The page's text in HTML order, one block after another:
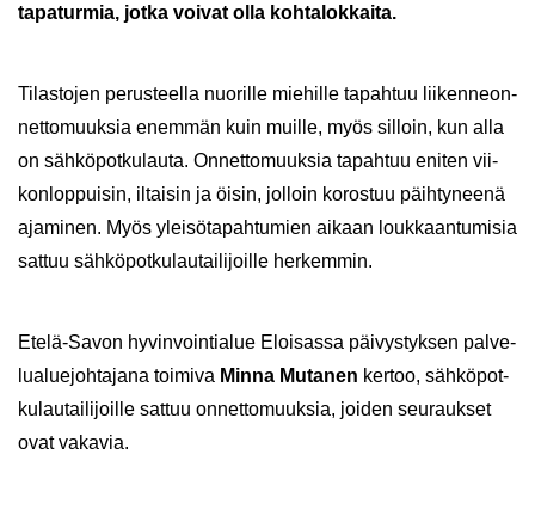
ta­pa­tur­mia, jotka voi­vat olla koh­ta­lok­kai­ta.
Ti­las­to­jen pe­rus­teel­la nuo­ril­le mie­hil­le ta­pah­tuu lii­ken­neon­
net­to­muuk­sia enem­män kuin muil­le, myös sil­loin, kun alla
on säh­kö­pot­ku­lau­ta. On­net­to­muuk­sia ta­pah­tuu eni­ten vii­
kon­lop­pui­sin, il­tai­sin ja öisin, jol­loin ko­ros­tuu päih­ty­nee­nä
aja­mi­nen. Myös ylei­sö­ta­pah­tu­mien ai­kaan louk­kaan­tu­mi­sia
sat­tuu säh­kö­pot­ku­lau­tai­li­joil­le her­kem­min.
Etelä-​Savon hy­vin­voin­tia­lue Eloi­sas­sa päi­vys­tyk­sen pal­ve­
lua­lue­joh­ta­ja­na toi­mi­va Minna Mu­ta­nen ker­too, säh­kö­pot­
ku­lau­tai­li­joil­le sat­tuu on­net­to­muuk­sia, joi­den seu­rauk­set
ovat va­ka­via.